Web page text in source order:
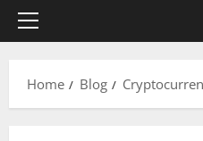
Primary
Home Blog